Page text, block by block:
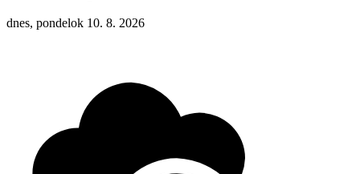
dnes, pondelok 10. 8. 2026